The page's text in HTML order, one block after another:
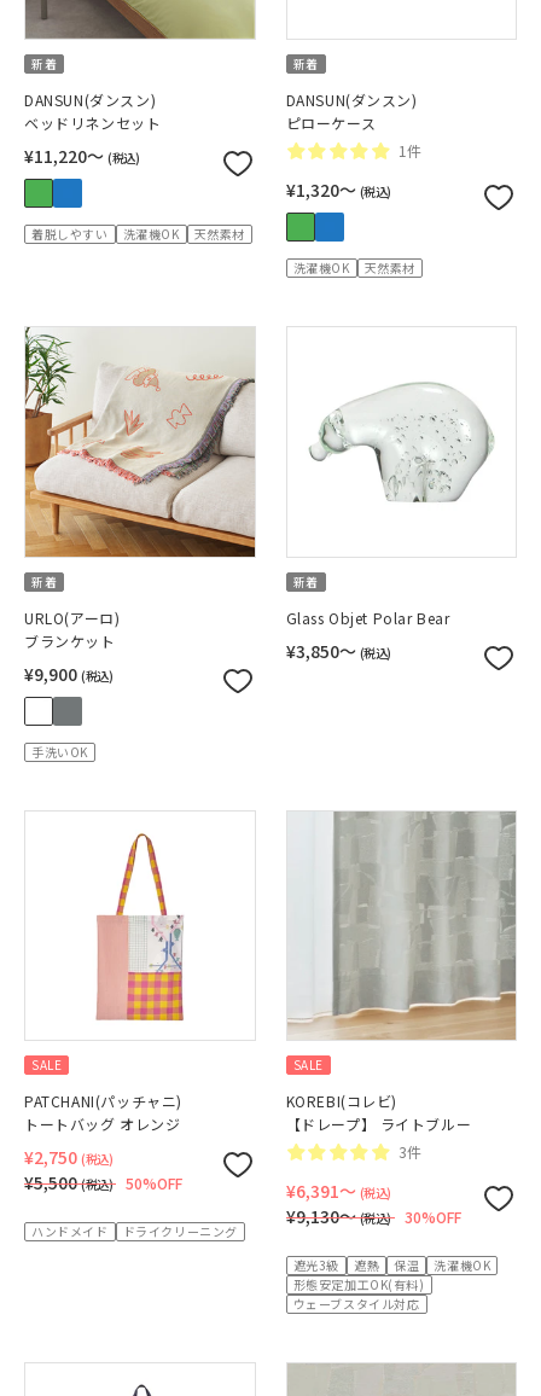
新着
DANSUN(ダンスン)
ベッドリネンセット
¥11,220〜 (税込)
着脱しやすい 洗濯機OK 天然素材
新着
DANSUN(ダンスン)
ピローケース
1件
¥1,320〜 (税込)
洗濯機OK 天然素材
新着
URLO(アーロ)
ブランケット
¥9,900 (税込)
手洗いOK
新着
Glass Objet Polar Bear
¥3,850〜 (税込)
SALE
PATCHANI(パッチャニ)
トートバッグ オレンジ
¥2,750 (税込)
¥5,500(税込) 50%OFF
ハンドメイド ドライクリーニング
SALE
KOREBI(コレビ)
【ドレープ】 ライトブルー
3件
¥6,391〜 (税込)
¥9,130〜(税込) 30%OFF
遮光3級 遮熱 保温
洗濯機OK
形態安定加工OK(有料)
ウェーブスタイル対応